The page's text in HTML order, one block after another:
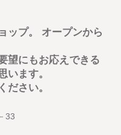
ップ。 オープンから
望にもお応えできる
います。
ださい。
33